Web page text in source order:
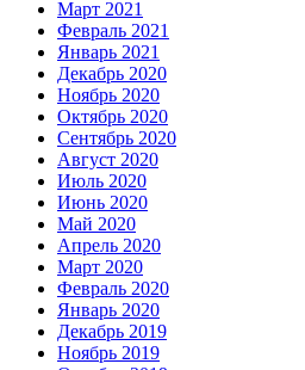
Март 2021
Февраль 2021
Январь 2021
Декабрь 2020
Ноябрь 2020
Октябрь 2020
Сентябрь 2020
Август 2020
Июль 2020
Июнь 2020
Май 2020
Апрель 2020
Март 2020
Февраль 2020
Январь 2020
Декабрь 2019
Ноябрь 2019